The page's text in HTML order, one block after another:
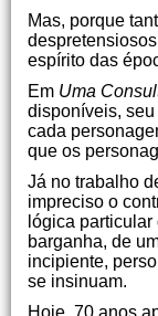
Mas, porque
espírito das
Em Uma
disponíveis,
cada
que os
Já no trabalho
impreciso o
lógica
barganha, de
incipiente,
se insinuam.
Hoje, 70 anos